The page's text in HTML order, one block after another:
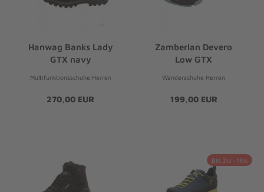
Hanwag Banks Lady
GTX navy
Multifunktionsschuhe Herren
270,00 EUR
Zamberlan Devero
Low GTX
Wanderschuhe Herren
199,00 EUR
BIS ZU -15%